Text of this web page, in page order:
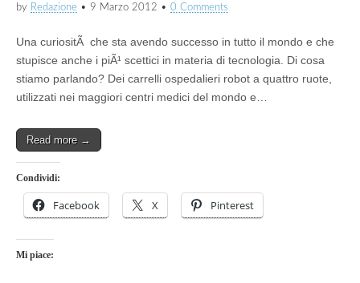
by Redazione • 9 Marzo 2012 • 0 Comments
Una curiositÃ che sta avendo successo in tutto il mondo e che
stupisce anche i piÃ¹ scettici in materia di tecnologia. Di cosa
stiamo parlando? Dei carrelli ospedalieri robot a quattro ruote,
utilizzati nei maggiori centri medici del mondo e…
Read more →
Condividi:
Facebook X Pinterest
Mi piace: